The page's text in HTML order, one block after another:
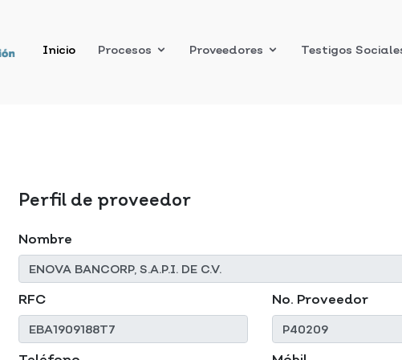
Inicio Procesos Proveedores Testigos
Perfil de proveedor
Nombre
RFC No. Proveedor